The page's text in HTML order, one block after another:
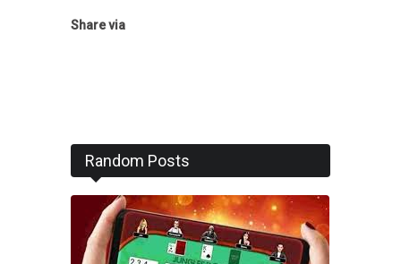
Share via
Random Posts